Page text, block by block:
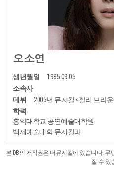
오소연
생년월일
1985.09.05
소속사
데뷔
2005년 뮤지컬 <찰리 브라
학력
홍익대학교 공연예술대학원
백제예술대학 뮤지컬과
본 DB의 저작권은 더뮤지컬에 있습니다.
질 수 있